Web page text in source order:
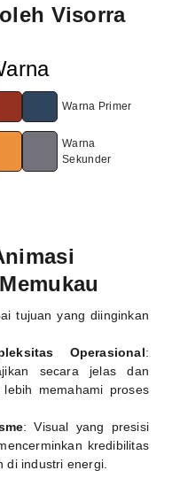
Visorra
Warna Primer
Warna
Sekunder
tujuan yang diinginkan
Operasional:
secara jelas dan
memahami proses
: Visual yang presisi
kredibilitas
di industri energi.